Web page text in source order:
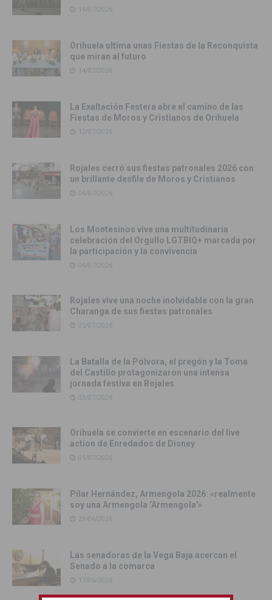
16/07/2026
Orihuela ultima unas Fiestas de la Reconquista
que miran al futuro
14/07/2026
La Exaltación Festera abre el camino de las
Fiestas de Moros y Cristianos de Orihuela
12/07/2026
Rojales cerró sus fiestas patronales 2026 con
un brillante desfile de Moros y Cristianos
06/07/2026
Los Montesinos vive una multitudinaria
celebración del Orgullo LGTBIQ+ marcada por
la participación y la convivencia
06/07/2026
Rojales vive una noche inolvidable con la gran
Charanga de sus fiestas patronales
05/07/2026
La Batalla de la Pólvora, el pregón y la Toma
del Castillo protagonizaron una intensa
jornada festiva en Rojales
03/07/2026
Orihuela se convierte en escenario del live
action de Enredados de Disney
01/07/2026
Pilar Hernández, Armengola 2026: «realmente
soy una Armengola ‘Armengola'»
29/06/2026
Las senadoras de la Vega Baja acercan el
Senado a la comarca
17/06/2026